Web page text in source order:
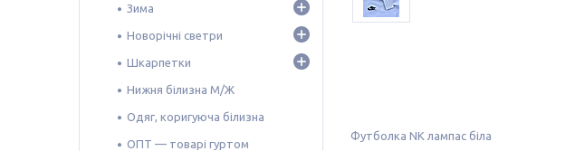
Футболка NK лампас біла
Зима
Новорічні светри
Шкарпетки
Нижня білизна М/Ж
Одяг, коригуюча білизна
ОПТ — товарі гуртом